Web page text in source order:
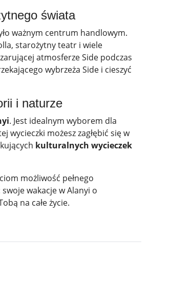
świata
ważnym centrum handlowym.
starożytny teatr i wiele
atmosferze Side podczas
wybrzeża Side i cieszyć
i naturze
. Jest idealnym wyborem dla
możesz zagłębić się w
kulturalnych wycieczek
możliwość pełnego
wakacje w Alanyi o
na całe życie.